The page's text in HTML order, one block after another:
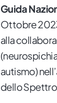
Guida
Ottobre
alla
autismo)
dello